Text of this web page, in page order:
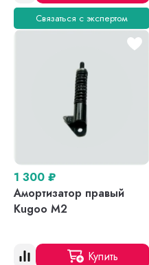
Связаться с экспертом
1 300 ₽
Амортизатор правый
Kugoo M2
Купить